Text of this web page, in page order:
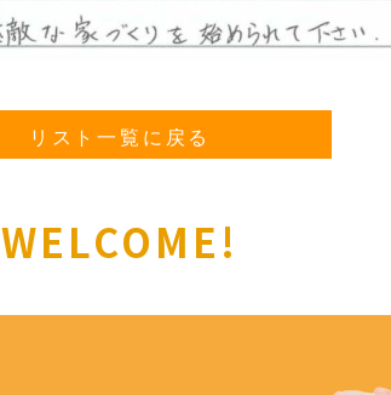
リスト一覧に戻る
WELCOME!